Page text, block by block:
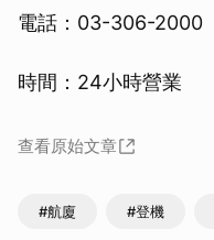
電話：03-306-2000
時間：24小時營業
查看原始文章
#航廈 #登機